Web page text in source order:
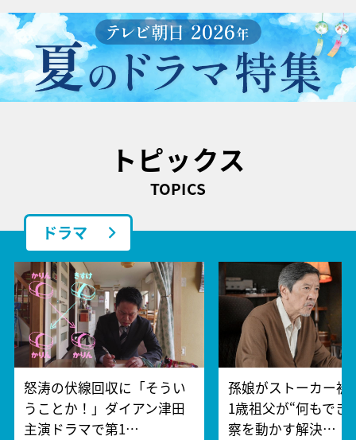
トピックス
TOPICS
ドラマ
怒涛の伏線回収に「そうい
うことか！」ダイアン津田
主演ドラマで第1…
孫娘がストーカー
1歳祖父が“何もでき
察を動かす解決…